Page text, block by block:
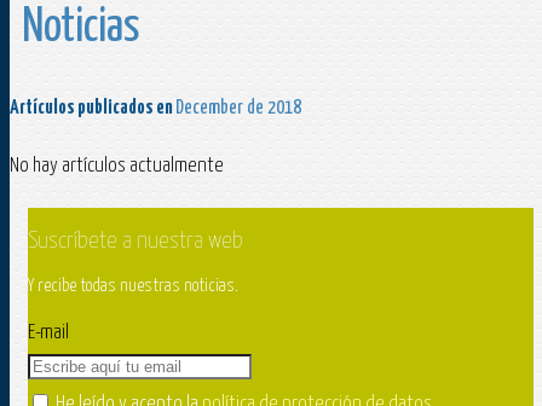
Noticias
Artículos publicados en December de 2018
No hay artículos actualmente
Suscríbete a nuestra web
Y recibe todas nuestras noticias.
E-mail